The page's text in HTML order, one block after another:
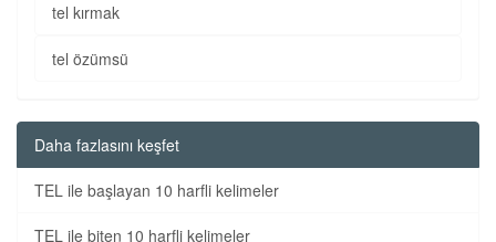
tel kırmak
tel özümsü
Daha fazlasını keşfet
TEL ile başlayan 10 harfli kelimeler
TEL ile biten 10 harfli kelimeler